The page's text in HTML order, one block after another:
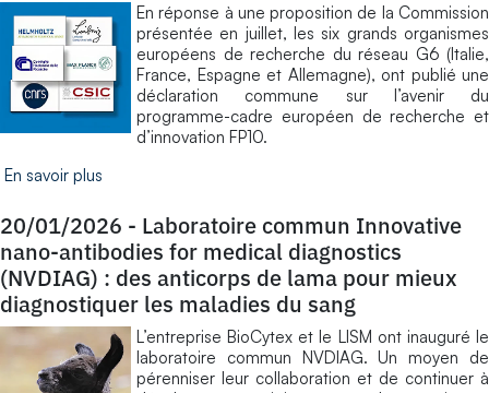
En réponse à une proposition de la Commission
présentée en juillet, les six grands organismes
européens de recherche du réseau G6 (Italie,
France, Espagne et Allemagne), ont publié une
déclaration commune sur l’avenir du
programme-cadre européen de recherche et
d’innovation FP10.
En savoir plus
20/01/2026 - Laboratoire commun Innovative
nano-antibodies for medical diagnostics
(NVDIAG) : des anticorps de lama pour mieux
diagnostiquer les maladies du sang
L’entreprise BioCytex et le LISM ont inauguré le
laboratoire commun NVDIAG. Un moyen de
pérenniser leur collaboration et de continuer à